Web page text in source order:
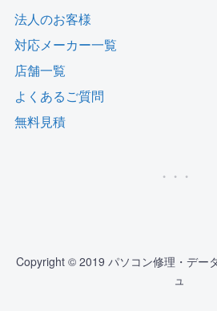
法人のお客様
対応メーカー一覧
店舗一覧
よくあるご質問
無料見積
Copyright © 2019 パソコン修理・デー
ュ